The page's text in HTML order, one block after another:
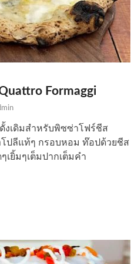
Formaggi
งเดิมสำหรับพิซซ่าโฟร์ชีส
ปลีแท้ๆ กรอบหอม ท๊อปด้วยชีส
ยิ้มๆเต็มปากเต็มคำ